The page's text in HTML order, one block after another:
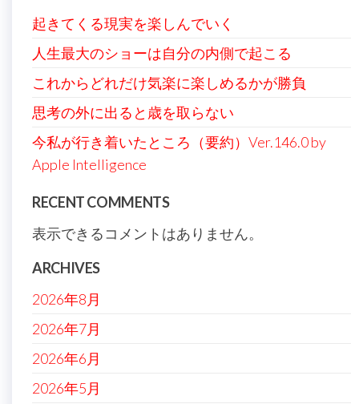
起きてくる現実を楽しんでいく
人生最大のショーは自分の内側で起こる
これからどれだけ気楽に楽しめるかが勝負
思考の外に出ると歳を取らない
今私が行き着いたところ（要約）Ver.146.0 by
Apple Intelligence
RECENT COMMENTS
表示できるコメントはありません。
ARCHIVES
2026年8月
2026年7月
2026年6月
2026年5月